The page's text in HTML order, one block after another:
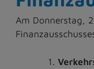
Am Donnerstag,